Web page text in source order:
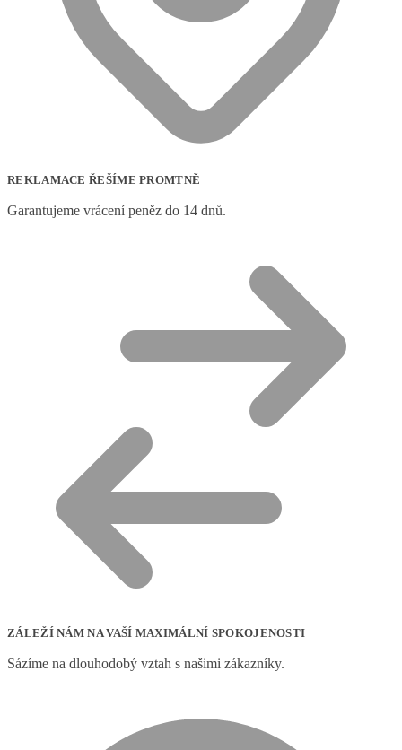
REKLAMACE ŘEŠÍME PROMTNĚ
Garantujeme vrácení peněz do 14 dnů.
ZÁLEŽÍ NÁM NA VAŠÍ MAXIMÁLNÍ SPOKOJENOSTI
Sázíme na dlouhodobý vztah s našimi zákazníky.